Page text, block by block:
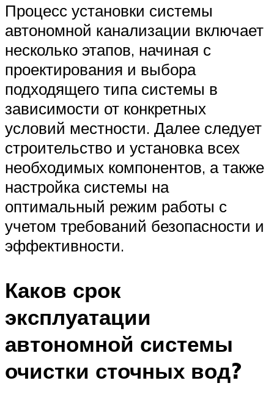
Процесс установки системы
автономной канализации включает
несколько этапов, начиная с
проектирования и выбора
подходящего типа системы в
зависимости от конкретных
условий местности. Далее следует
строительство и установка всех
необходимых компонентов, а также
настройка системы на
оптимальный режим работы с
учетом требований безопасности и
эффективности.
Каков срок
эксплуатации
автономной системы
очистки сточных вод?